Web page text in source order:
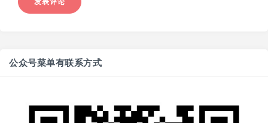
公众号菜单有联系方式